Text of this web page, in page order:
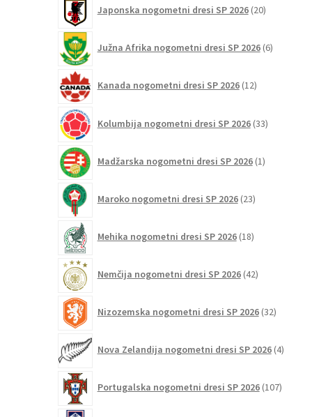
Japonska nogometni dresi SP 2026 20izdelkov
Južna Afrika nogometni dresi SP 2026 6izdelkov
Kanada nogometni dresi SP 2026 12izdelkov
Kolumbija nogometni dresi SP 2026 33izdelkov
Madžarska nogometni dresi SP 2026 1izdelek
Maroko nogometni dresi SP 2026 23izdelkov
Mehika nogometni dresi SP 2026 18izdelkov
Nemčija nogometni dresi SP 2026 42izdelkov
Nizozemska nogometni dresi SP 2026 32izdelkov
Nova Zelandija nogometni dresi SP 2026 4izdelki
Portugalska nogometni dresi SP 2026 107